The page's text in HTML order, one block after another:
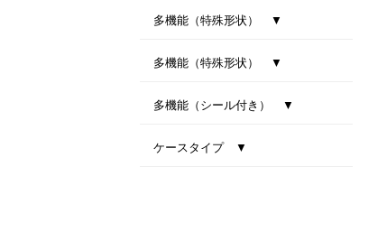
ボタニカル 2027
ラブリーフレンズ（犬・猫）
カノン（花音）
多機能（特殊形状） ▼
オクルンダー・セブンカラーズ
ナチュラルメモルダー
卓上メモルダー
多機能（特殊形状） ▼
型抜き卓上カレンダー（干支）
MiniMini卓上カレンダー
多機能（シール付き） ▼
ケースタイプ ▼